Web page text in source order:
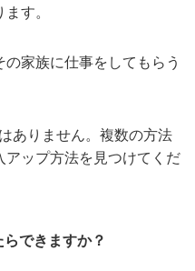
す。
家族に仕事をしてもらう
ありません。複数の方法
アップ方法を見つけてくだ
できますか？